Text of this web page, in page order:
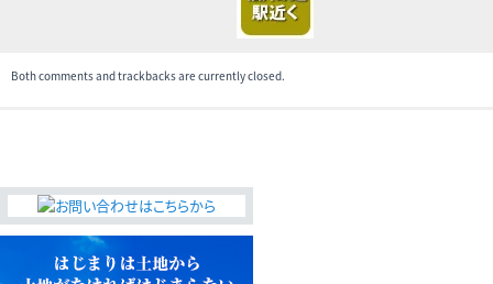
店舗・事務所
お役立ち
情報
資産活用・売却の豆知識
Both comments and trackbacks are currently closed.